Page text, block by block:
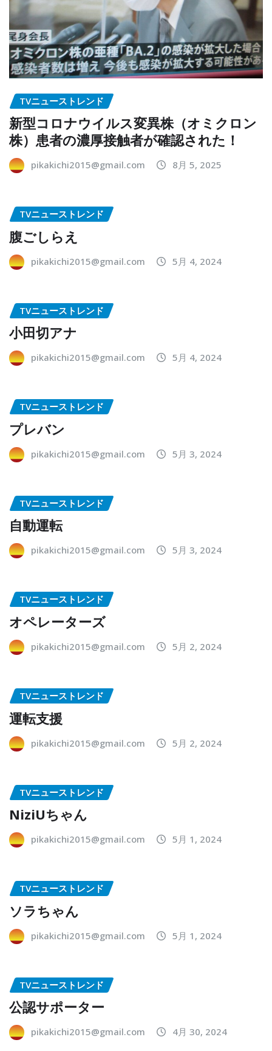
TVニューストレンド
新型コロナウイルス変異株（オミクロン
株）患者の濃厚接触者が確認された！
pikakichi2015@gmail.com 8月 5, 2025
TVニューストレンド
腹ごしらえ
pikakichi2015@gmail.com 5月 4, 2024
TVニューストレンド
小田切アナ
pikakichi2015@gmail.com 5月 4, 2024
TVニューストレンド
プレバン
pikakichi2015@gmail.com 5月 3, 2024
TVニューストレンド
自動運転
pikakichi2015@gmail.com 5月 3, 2024
TVニューストレンド
オペレーターズ
pikakichi2015@gmail.com 5月 2, 2024
TVニューストレンド
運転支援
pikakichi2015@gmail.com 5月 2, 2024
TVニューストレンド
NiziUちゃん
pikakichi2015@gmail.com 5月 1, 2024
TVニューストレンド
ソラちゃん
pikakichi2015@gmail.com 5月 1, 2024
TVニューストレンド
公認サポーター
pikakichi2015@gmail.com 4月 30, 2024